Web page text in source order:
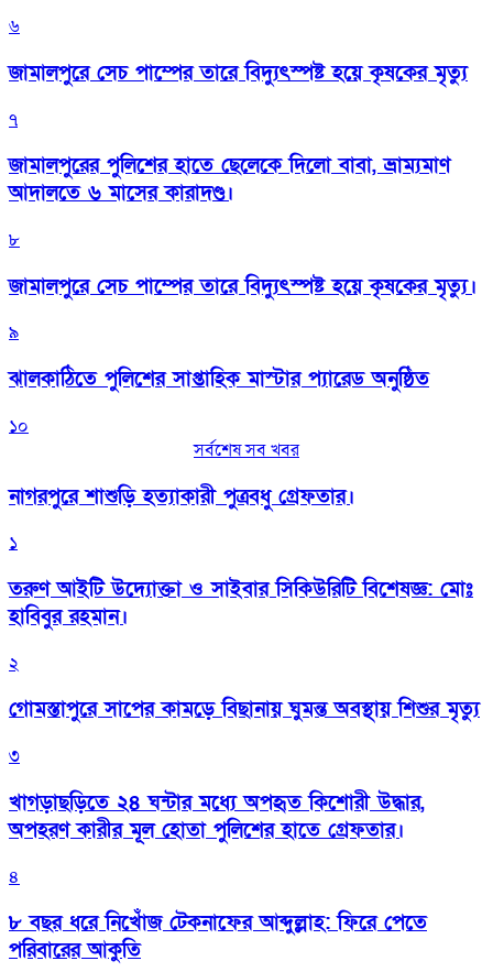
৬
জামালপুরে সেচ পাম্পের তারে বিদ্যুৎস্পষ্ট হয়ে কৃষকের মৃত্যু
৭
জামালপুরের পুলিশের হাতে ছেলেকে দিলো বাবা, ভ্রাম্যমাণ
আদালতে ৬ মাসের কারাদণ্ড।
৮
জামালপুরে সেচ পাম্পের তারে বিদ্যুৎস্পষ্ট হয়ে কৃষকের মৃত্যু।
৯
‎ঝালকাঠিতে পুলিশের সাপ্তাহিক মাস্টার প্যারেড অনুষ্ঠিত
১০
সর্বশেষ সব খবর
নাগরপুরে শাশুড়ি হত্যাকারী পুত্রবধু গ্রেফতার।
১
তরুণ আইটি উদ্যোক্তা ও সাইবার সিকিউরিটি বিশেষজ্ঞ: মোঃ
হাবিবুর রহমান।
২
গোমস্তাপুরে সাপের কামড়ে বিছানায় ঘুমন্ত অবস্থায় শিশুর মৃত্যু
৩
খাগড়াছড়িতে ২৪ ঘন্টার মধ্যে অপহৃত কিশোরী উদ্ধার,
অপহরণ কারীর মূল হোতা পুলিশের হাতে গ্রেফতার।
৪
৮ বছর ধরে নিখোঁজ টেকনাফের আব্দুল্লাহ: ফিরে পেতে
পরিবারের আকুতি